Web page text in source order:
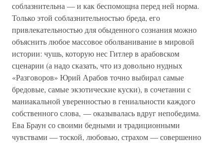
соблазнительна — и как беспомощна перед ней норма.
Только этой соблазнительностью бреда, его
привлекательностью для обыденного сознания можно
объяснить любое массовое оболванивание в мировой
истории: чушь, которую нес Гитлер в арабовском
сценарии (а надо сказать, что из довольно нудных
«Разговоров» Юрий Арабов точно выбирал самые
бредовые, самые экзотические куски), в сочетании с
маниакальной уверенностью в гениальности каждого
собственного слова, — оказывалась вдруг непобедима.
Ева Браун со своими бедными и традиционными
чувствами — тоской, любовью, страхом — совершенно